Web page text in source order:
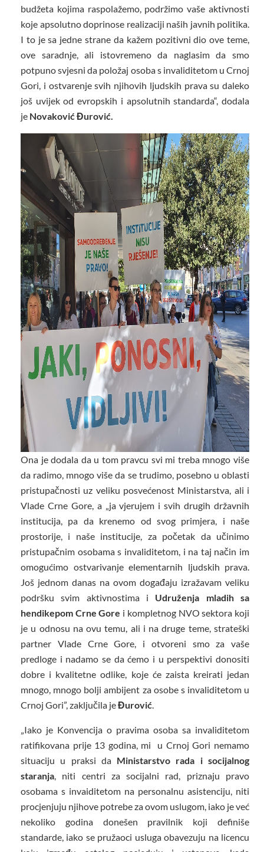
budžeta kojima raspolažemo, podržimo vaše aktivnosti
koje apsolutno doprinose realizaciji naših javnih politika.
I to je sa jedne strane da kažem pozitivni dio ove teme,
ove saradnje, ali istovremeno da naglasim da smo
potpuno svjesni da položaj osoba s invaliditetom u Crnoj
Gori, i ostvarenje svih njihovih ljudskih prava su daleko
još uvijek od evropskih i apsolutnih standarda“, dodala
je Novaković Đurović.
Ona je dodala da u tom pravcu svi mi treba mnogo više
da radimo, mnogo više da se trudimo, posebno u oblasti
pristupačnosti uz veliku posvećenost Ministarstva, ali i
Vlade Crne Gore, a „ja vjerujem i svih drugih državnih
institucija, pa da krenemo od svog primjera, i naše
prostorije, i naše institucije, za početak da učinimo
pristupačnim osobama s invaliditetom, i na taj način im
omogućimo ostvarivanje elementarnih ljudskih prava.
Još jednom danas na ovom događaju izražavam veliku
podršku svim aktivnostima i Udruženja mladih sa
hendikepom Crne Gore i kompletnog NVO sektora koji
je u odnosu na ovu temu, ali i na druge teme, strateški
partner Vlade Crne Gore, i otvoreni smo za vaše
predloge i nadamo se da ćemo i u perspektivi donositi
dobre i kvalitetne odlike, koje će zaista kreirati jedan
mnogo, mnogo bolji ambijent za osobe s invaliditetom u
Crnoj Gori”, zaključila jeĐurović.
„Iako je Konvencija o pravima osoba sa invaliditetom
ratifikovana prije 13 godina, mi u Crnoj Gori nemamo
situaciju u praksi da Ministarstvo rada i socijalnog
staranja, niti centri za socijalni rad, priznaju pravo
osobama s invaiditetom na personalnu asistenciju, niti
procjenjuju njihove potrebe za ovom uslugom, iako je već
nekoliko godina donešen pravilnik koji definiše
standarde, iako se pružaoci usluga obavezuju na licencu